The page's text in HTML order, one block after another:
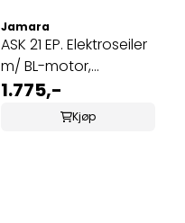
Jamara
ASK 21 EP. Elektroseiler
m/ BL-motor,
regulator ...
1.775,-
Kjøp